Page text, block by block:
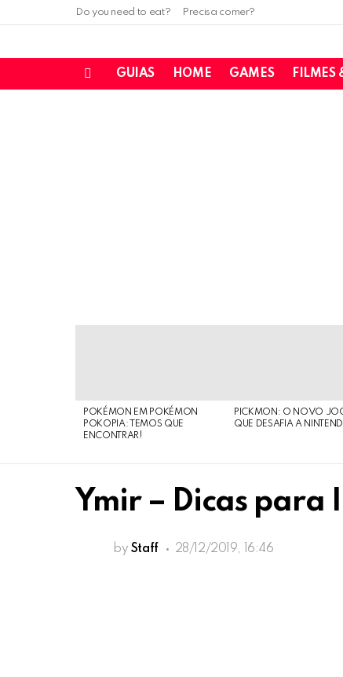
Do you need to eat? Precisa comer?
GUIAS HOME GAMES FILMES
POKÉMON EM POKÉMON
POKOPIA: TEMOS QUE
ENCONTRAR!
PICKMON: O NOVO
QUE DESAFIA A
Ymir – Dicas para
by Staff 28/12/2019, 16:46